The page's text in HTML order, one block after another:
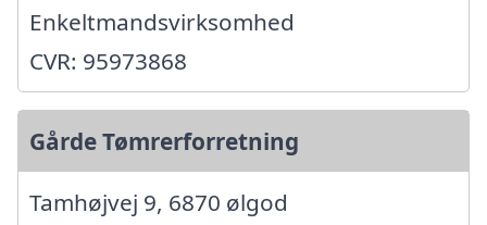
Enkeltmandsvirksomhed
CVR: 95973868
Gårde Tømrerforretning
Tamhøjvej 9, 6870 ølgod